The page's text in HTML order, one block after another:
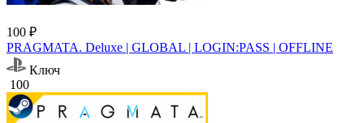
100 ₽
PRAGMATA. Deluxe | GLOBAL | LOGIN:PASS | OFFLINE
Ключ
100